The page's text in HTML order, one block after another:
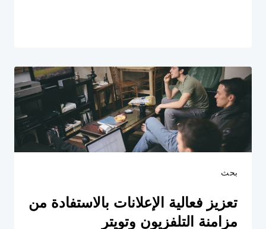
بحث
تعزيز فعالية الإعلانات بالاستفادة من
مزامنة التلفزيون وتويتر